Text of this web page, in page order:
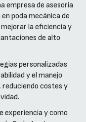
empresa de asesoría
poda mecánica de
la eficiencia y
de alto
personalizadas
y el manejo
costes y
experiencia y como